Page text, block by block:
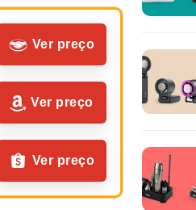
Ver preço
Ver preço
Ver preço